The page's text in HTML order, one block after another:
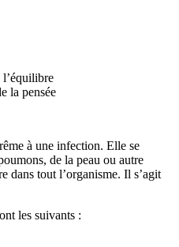
l’équilibre
la pensée
à une infection. Elle se
de la peau ou autre
dans tout l’organisme. Il s’agit
les suivants :